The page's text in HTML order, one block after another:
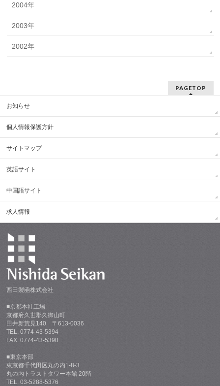
2004年
2003年
2002年
PAGETOP
お知らせ
個人情報保護方針
サイトマップ
英語サイト
中国語サイト
求人情報
西田製凾株式会社
■京都本社工場
京都府久世郡久御山町
田井新荒見140 〒613-0036
TEL. 0774-43-5394
FAX. 0774-43-5390
■東京本部
東京都千代田区丸の内1-8-3
丸の内トラストタワー本館 20階
TEL. 03-5288-5376